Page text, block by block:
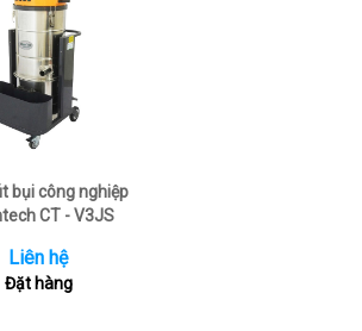
bụi công nghiệp
CT - V3JS
Liên hệ
Đặt hàng